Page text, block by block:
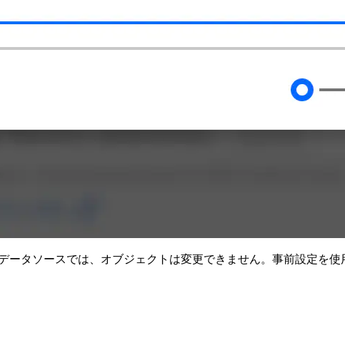
ータソースでは、オブジェクトは変更できません。事前設定を